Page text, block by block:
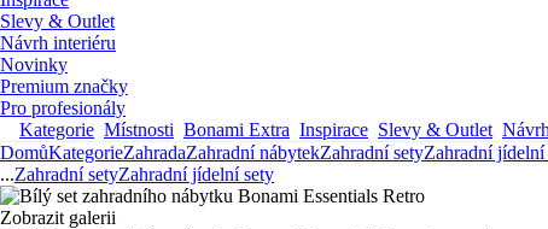
Slevy & Outlet
Návrh interiéru
Novinky
Premium značky
Pro profesionály
Kategorie Místnosti Bonami Extra Inspirace Slevy & Outlet
DomůKategorieZahradaZahradní nábytekZahradní setyZahradní jídelní
...Zahradní setyZahradní jídelní sety
Zobrazit galerii